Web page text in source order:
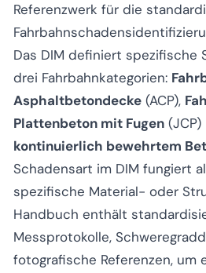
Referenzwerk für die
Das DIM definiert spezifische
drei Fahrbahnkategorien:
Asphaltbetondecke (ACP),
Plattenbeton mit Fugen (JCP)
kontinuierlich bewehrtem
Schadensart im DIM fungiert
spezifische Material- oder
Handbuch enthält
Messprotokolle,
fotografische Referenzen, um